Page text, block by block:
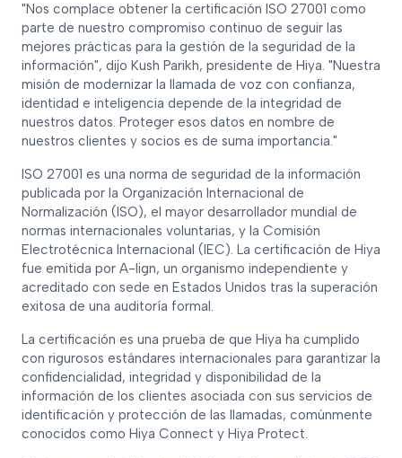
"Nos complace obtener la certificación ISO 27001 como
parte de nuestro compromiso continuo de seguir las
mejores prácticas para la gestión de la seguridad de la
información", dijo Kush Parikh, presidente de Hiya. "Nuestra
misión de modernizar la llamada de voz con confianza,
identidad e inteligencia depende de la integridad de
nuestros datos. Proteger esos datos en nombre de
nuestros clientes y socios es de suma importancia."
ISO 27001 es una norma de seguridad de la información
publicada por la Organización Internacional de
Normalización (ISO), el mayor desarrollador mundial de
normas internacionales voluntarias, y la Comisión
Electrotécnica Internacional (IEC). La certificación de Hiya
fue emitida por A-lign, un organismo independiente y
acreditado con sede en Estados Unidos tras la superación
exitosa de una auditoría formal.
La certificación es una prueba de que Hiya ha cumplido
con rigurosos estándares internacionales para garantizar la
confidencialidad, integridad y disponibilidad de la
información de los clientes asociada con sus servicios de
identificación y protección de las llamadas, comúnmente
conocidos como Hiya Connect y Hiya Protect.